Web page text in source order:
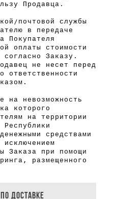
Продавца.
почтовой службы
в передаче
Покупателя
оплаты стоимости
Заказу.
не несет перед
ответственности
на невозможность
которого
на территории
средствами
Заказа при помощи
, размещенного
ДОСТАВКЕ